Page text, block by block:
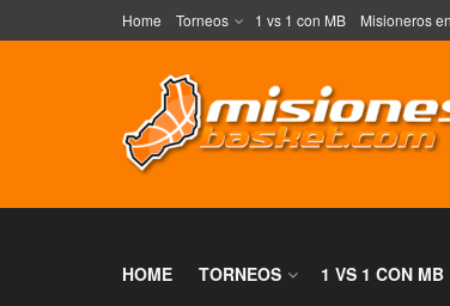
Home Torneos 1 vs 1 con MB Misioneros
HOME TORNEOS 1 VS 1 CON MB